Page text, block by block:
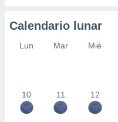
Calendario lunar
Lun Mar Mié
10 11 12